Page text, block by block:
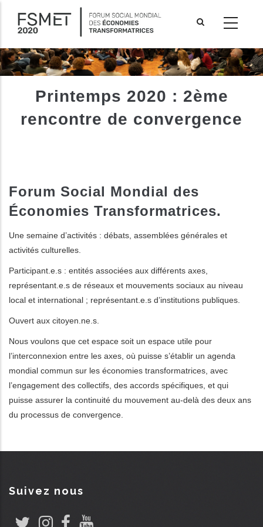
contenu
principal
actions supplémentaires
Printemps 2020 : 2ème
rencontre de convergence
Forum Social Mondial des
Économies Transformatrices.
Une semaine d’activités : débats, assemblées générales et
activités culturelles.
Participant.e.s : entités associées aux différents axes,
représentant.e.s de réseaux et mouvements sociaux au niveau
local et international ; représentant.e.s d’institutions publiques.
Ouvert aux citoyen.ne.s.
Nous voulons que cet espace soit un espace utile pour
l’interconnexion entre les axes, où puisse s’établir un agenda
mondial commun sur les économies transformatrices, avec
l’engagement des collectifs, des accords spécifiques, et qui
puisse assurer la continuité du mouvement au-delà des deux ans
du processus de convergence.
Suivez nous